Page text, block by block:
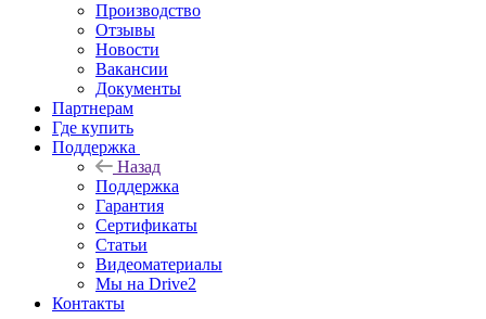
Производство
Отзывы
Новости
Вакансии
Документы
Партнерам
Где купить
Поддержка
Назад
Поддержка
Гарантия
Сертификаты
Статьи
Видеоматериалы
Мы на Drive2
Контакты